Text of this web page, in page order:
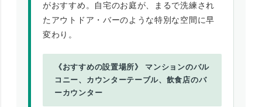
がおすすめ。自宅のお庭が、まるで洗練され
たアウトドア・バーのような特別な空間に早
変わり。
《おすすめの設置場所》 マンションのバル
コニー、カウンターテーブル、飲食店のバ
ーカウンター